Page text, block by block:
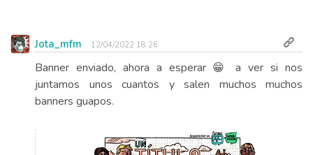
Jota_mfm 12/04/2022 18:26
Banner enviado, ahora a esperar 😁 a ver si nos
juntamos unos cuantos y salen muchos muchos
banners guapos.